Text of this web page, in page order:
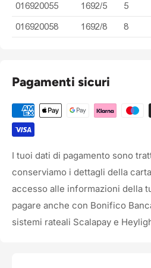
016920055 1692/5 5
016920058 1692/8 8
Pagamenti sicuri
I tuoi dati di pagamento sono
conserviamo i dettagli della
accesso alle informazioni della
pagare anche con Bonifico
sistemi rateali Scalapay e